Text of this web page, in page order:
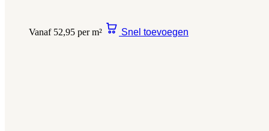
Vanaf 52,95 per m² Snel toevoegen